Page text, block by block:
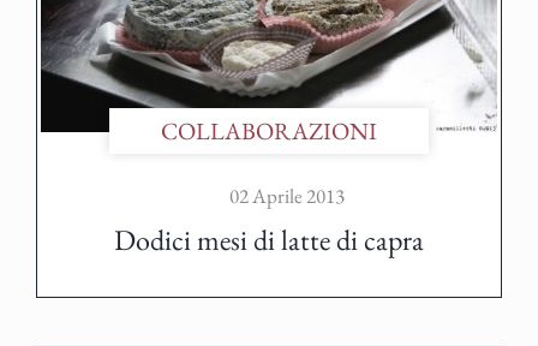
COLLABORAZIONI
02 Aprile 2013
Dodici mesi di latte di capra